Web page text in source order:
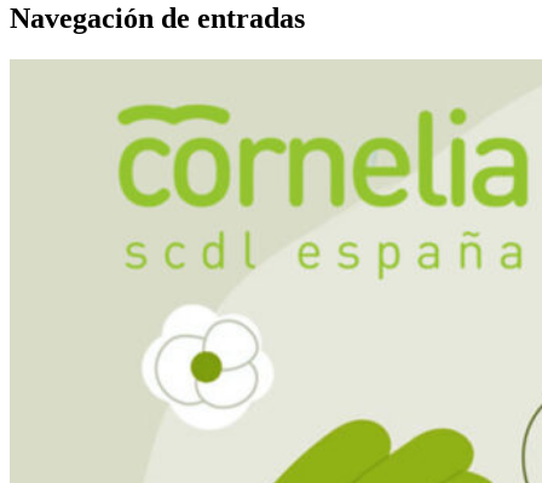
Navegación de entradas